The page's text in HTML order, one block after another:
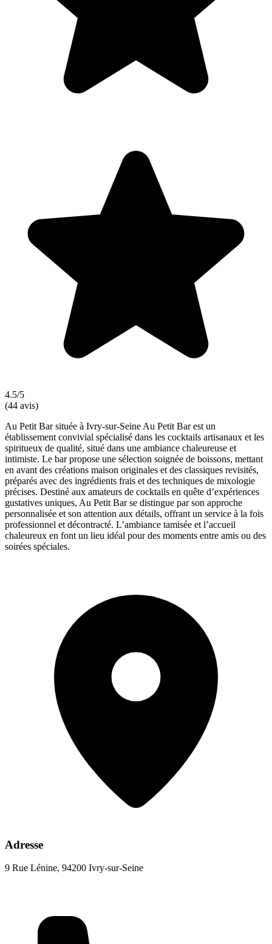
4.5/5
(44 avis)
Au Petit Bar située à Ivry-sur-Seine Au Petit Bar est un
établissement convivial spécialisé dans les cocktails artisanaux et les
spiritueux de qualité, situé dans une ambiance chaleureuse et
intimiste. Le bar propose une sélection soignée de boissons, mettant
en avant des créations maison originales et des classiques revisités,
préparés avec des ingrédients frais et des techniques de mixologie
précises. Destiné aux amateurs de cocktails en quête d’expériences
gustatives uniques, Au Petit Bar se distingue par son approche
personnalisée et son attention aux détails, offrant un service à la fois
professionnel et décontracté. L’ambiance tamisée et l’accueil
chaleureux en font un lieu idéal pour des moments entre amis ou des
soirées spéciales.
Adresse
9 Rue Lénine, 94200 Ivry-sur-Seine